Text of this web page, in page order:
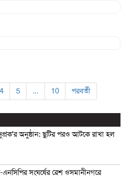
4 5 … 10 পরবর্তী
অনুষ্ঠান: ছুটির পরও আটকে রাখা হল
এনসিপির সংঘর্ষের রেশ ওসমানীনগরে